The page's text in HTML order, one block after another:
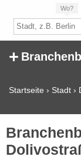
Wo?
+
Startseite › Stadt ›